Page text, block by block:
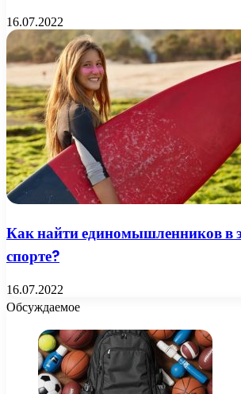
16.07.2022
Как найти единомышленников в
спорте?
16.07.2022
Обсуждаемое